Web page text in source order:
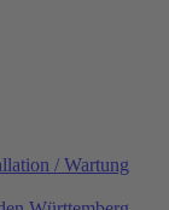
/ Wartung